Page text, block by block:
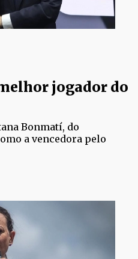
jogador do
Bonmatí, do
a vencedora pelo